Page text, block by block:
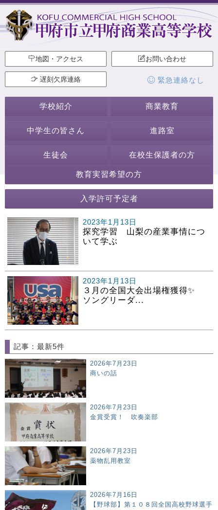
地図・アクセス お問い合わせ
遅刻欠席連絡 緊急連絡なし
学校紹介 商業教育
中学生の皆さん 進路室
生徒会 在校生保護者の方
教育実習希望の方
入学許可予定者
2023年1月13日
探究学習 山梨の産業事情につ
いて学ぶ
2023年1月13日
３月の全国大会出場権獲得✨
ソングリーダ...
記事：最新5件
2026年7月23日
商いの話
2026年7月23日
金賞受賞！ 吹奏楽部
2026年7月23日
薬物乱用教室
2026年7月16日
【野球部】第１０８回全国高校野球選手